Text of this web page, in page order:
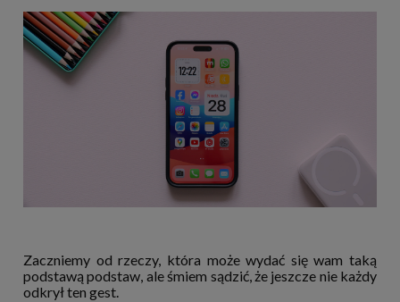
Zaczniemy od rzeczy, która może wydać się wam taką
podstawą podstaw, ale śmiem sądzić, że jeszcze nie każdy
odkrył ten gest.